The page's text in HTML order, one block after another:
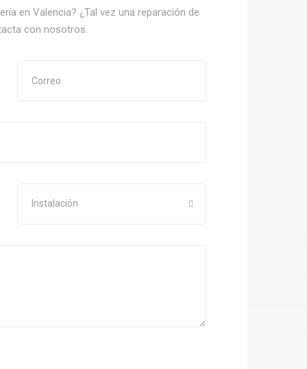
en Valencia? ¿Tal vez una reparación de
con nosotros.
Instalación